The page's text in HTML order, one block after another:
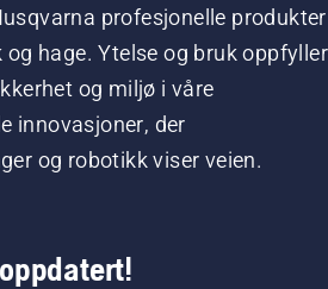
profesjonelle produkter
og hage. Ytelse og bruk oppfyller
og miljø i våre
innovasjoner, der
og robotikk viser veien.